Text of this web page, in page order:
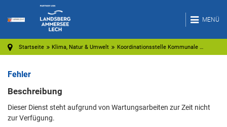
MENÜ
Startseite Klima, Natur & Umwelt Koordinationsstelle Kommunale …
Fehler
Beschreibung
Dieser Dienst steht aufgrund von Wartungsarbeiten zur Zeit nicht
zur Verfügung.